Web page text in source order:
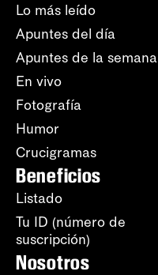
Lo más leído
Apuntes del día
Apuntes de la semana
En vivo
Fotografía
Humor
Crucigramas
Beneficios
Listado
Tu ID (número de
suscripción)
Nosotros